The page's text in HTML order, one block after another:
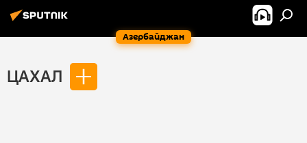
Азербайджан
ЦАХАЛ